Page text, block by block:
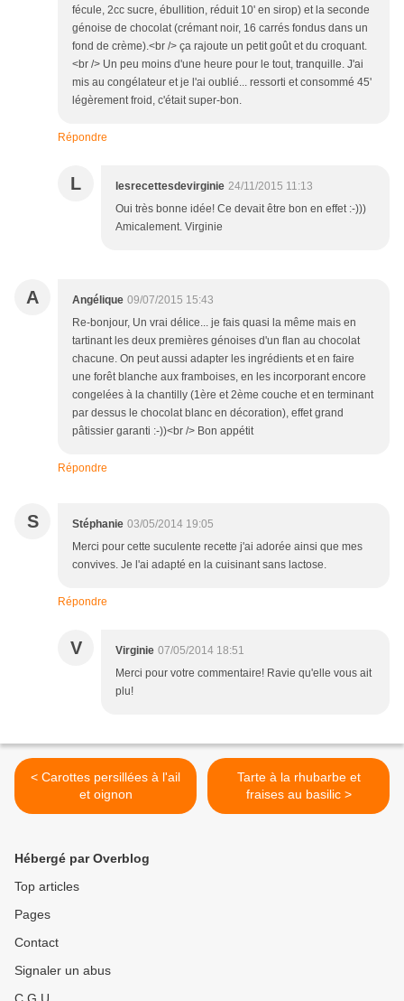
fécule, 2cc sucre, ébullition, réduit 10' en sirop) et la seconde
génoise de chocolat (crémant noir, 16 carrés fondus dans un
fond de crème).<br /> ça rajoute un petit goût et du croquant.
<br /> Un peu moins d'une heure pour le tout, tranquille. J'ai
mis au congélateur et je l'ai oublié... ressorti et consommé 45'
légèrement froid, c'était super-bon.
Répondre
L lesrecettesdevirginie 24/11/2015 11:13
Oui très bonne idée! Ce devait être bon en effet :-)))
Amicalement. Virginie
A Angélique 09/07/2015 15:43
Re-bonjour, Un vrai délice... je fais quasi la même mais en
tartinant les deux premières génoises d'un flan au chocolat
chacune. On peut aussi adapter les ingrédients et en faire
une forêt blanche aux framboises, en les incorporant encore
congelées à la chantilly (1ère et 2ème couche et en terminant
par dessus le chocolat blanc en décoration), effet grand
pâtissier garanti :-))<br /> Bon appétit
Répondre
S Stéphanie 03/05/2014 19:05
Merci pour cette suculente recette j'ai adorée ainsi que mes
convives. Je l'ai adapté en la cuisinant sans lactose.
Répondre
V Virginie 07/05/2014 18:51
Merci pour votre commentaire! Ravie qu'elle vous ait
plu!
< Carottes persillées à l'ail
et oignon
Tarte à la rhubarbe et
fraises au basilic >
Hébergé par Overblog
Top articles
Pages
Contact
Signaler un abus